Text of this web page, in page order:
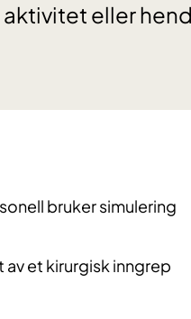
eller
bruker simulering
et kirurgisk inngrep